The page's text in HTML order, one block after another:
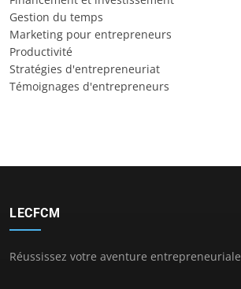
Gestion du temps
Marketing pour entrepreneurs
Productivité
Stratégies d'entrepreneuriat
Témoignages d'entrepreneurs
LECFCM
Réussissez votre aventure entrepreneuriale